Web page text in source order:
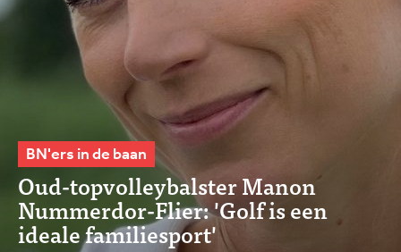
BN'ers in de baan
Oud-topvolleybalster Manon
Nummerdor-Flier: 'Golf is een
ideale familiesport'